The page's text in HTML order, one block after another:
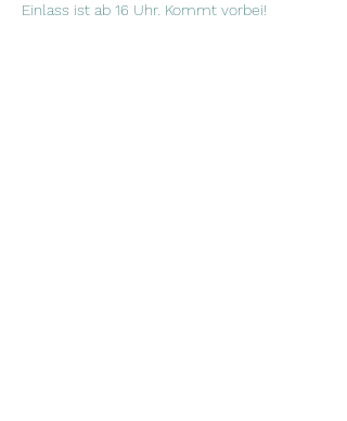
Einlass ist ab 16 Uhr. Kommt vorbei!